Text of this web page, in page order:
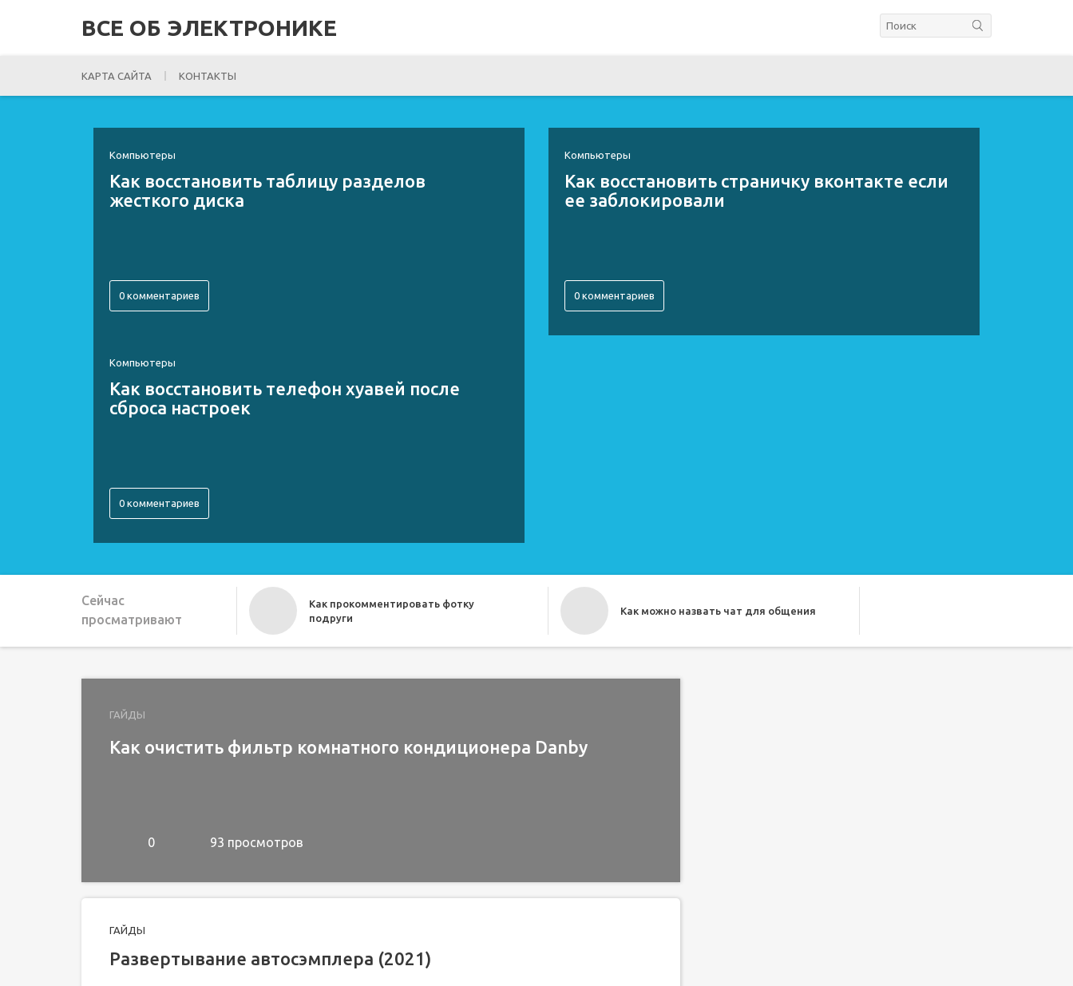
ВСЕ ОБ ЭЛЕКТРОНИКЕ
КАРТА САЙТА КОНТАКТЫ
Компьютеры
Как восстановить таблицу разделов
жесткого диска
0 комментариев
Компьютеры
Как восстановить страничку вконтакте если
ее заблокировали
0 комментариев
Компьютеры
Как восстановить телефон хуавей после
сброса настроек
0 комментариев
Сейчас
просматривают
Как прокомментировать фотку
подруги
Как можно назвать чат для общения
ГАЙДЫ
Как очистить фильтр комнатного кондиционера Danby
0 93 просмотров
ГАЙДЫ
Развертывание автосэмплера (2021)